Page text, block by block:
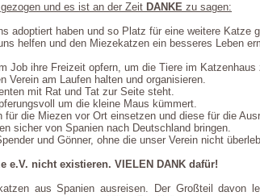
und es ist an der Zeit DANKE zu sagen:
adoptiert haben und so Platz für eine weitere Katze
helfen und den Miezekatzen ein besseres Leben
Job ihre Freizeit opfern, um die Tiere im Katzenhaus
Verein am Laufen halten und organisieren.
mit Rat und Tat zur Seite steht.
um die kleine Maus kümmert.
die Miezen vor Ort einsetzen und diese für die
sicher von Spanien nach Deutschland bringen.
und Gönner, ohne die unser Verein nicht
e.V. nicht existieren. VIELEN DANK dafür!
aus Spanien ausreisen. Der Großteil davon